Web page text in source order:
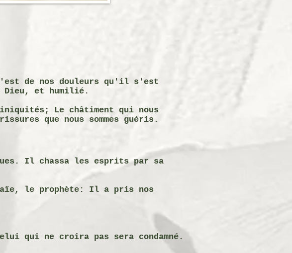
de nos douleurs qu'il s'est
Dieu, et humilié.
Le châtiment qui nous
que nous sommes guéris.
Il chassa les esprits par sa
le prophète: Il a pris nos
qui ne croira pas sera condamné.